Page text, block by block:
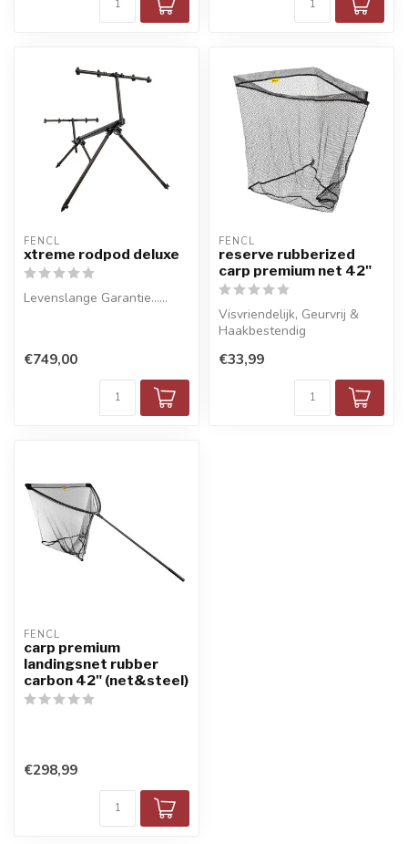
FENCL
xtreme rodpod deluxe
Levenslange Garantie......
€749,00
FENCL
reserve rubberized
carp premium net 42"
Visvriendelijk, Geurvrij &
Haakbestendig
€33,99
FENCL
carp premium
landingsnet rubber
carbon 42" (net&steel)
€298,99